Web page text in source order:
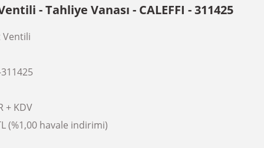
- Tahliye Vanası - CALEFFI - 311425
Ventili
311425
+ KDV
(%1,00 havale indirimi)